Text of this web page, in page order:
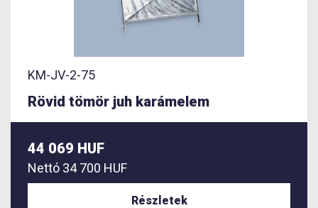
KM-JV-2-75
Rövid tömör juh karámelem
44 069 HUF
Nettó 34 700 HUF
Részletek